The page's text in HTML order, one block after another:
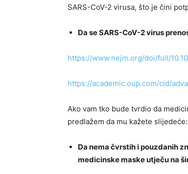
SARS-CoV-2 virusa, što je čini
Da se SARS-CoV-2 virus
https://www.nejm.org/doi/full/
https://academic.oup.com/cid/
Ako vam tko bude tvrdio da
predlažem da mu kažete slijedeće:
Da nema čvrstih i pouzdanih
medicinske maske utječu na